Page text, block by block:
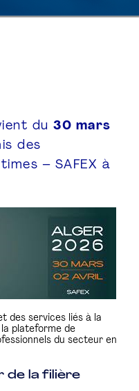
du 30 mars
des
– SAFEX à
des services liés à la
la plateforme de
du secteur en
de la filière